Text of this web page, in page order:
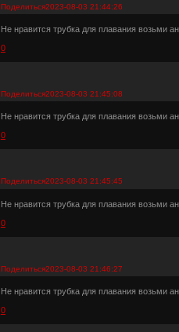
Поделиться2023-08-03 21:44:26
Не нравится трубка для плавания возьми
0
Поделиться2023-08-03 21:45:08
Не нравится трубка для плавания возьми
0
Поделиться2023-08-03 21:45:45
Не нравится трубка для плавания возьми
0
Поделиться2023-08-03 21:46:27
Не нравится трубка для плавания возьми
0